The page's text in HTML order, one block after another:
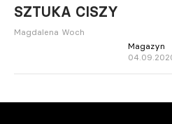
SZTUKA CISZY
Magdalena Woch
Magazyn